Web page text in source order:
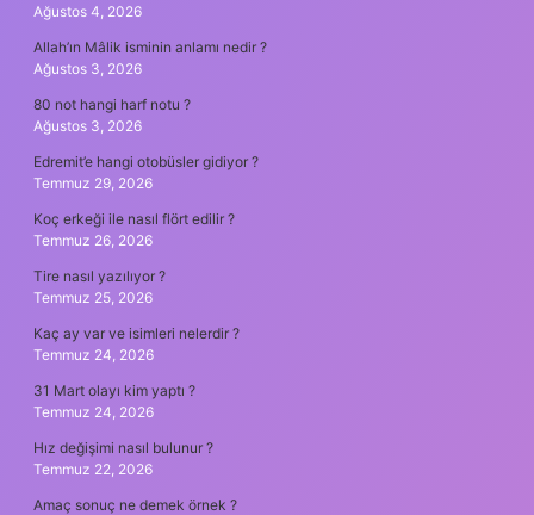
Ağustos 4, 2026
Allah’ın Mâlik isminin anlamı nedir ?
Ağustos 3, 2026
80 not hangi harf notu ?
Ağustos 3, 2026
Edremit’e hangi otobüsler gidiyor ?
Temmuz 29, 2026
Koç erkeği ile nasıl flört edilir ?
Temmuz 26, 2026
Tire nasıl yazılıyor ?
Temmuz 25, 2026
Kaç ay var ve isimleri nelerdir ?
Temmuz 24, 2026
31 Mart olayı kim yaptı ?
Temmuz 24, 2026
Hız değişimi nasıl bulunur ?
Temmuz 22, 2026
Amaç sonuç ne demek örnek ?